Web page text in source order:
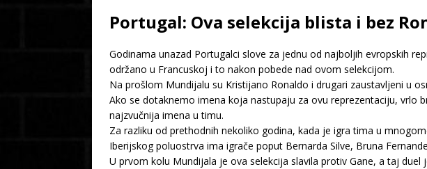
Portugal: Ova selekcija blista i bez
Godinama unazad Portugalci slove za jednu od najboljih evropskih
održano u Francuskoj i to nakon pobede nad ovom selekcijom.
Na prošlom Mundijalu su Kristijano Ronaldo i drugari zaustavljeni u
Ako se dotaknemo imena koja nastupaju za ovu reprezentaciju, vrlo
najzvučnija imena u timu.
Za razliku od prethodnih nekoliko godina, kada je igra tima u
Iberijskog poluostrva ima igrače poput Bernarda Silve, Bruna
U prvom kolu Mundijala je ova selekcija slavila protiv Gane, a taj